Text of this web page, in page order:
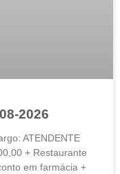
2026
ATENDENTE
+ Restaurante
em farmácia +